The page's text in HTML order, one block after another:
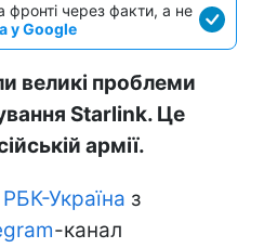
фронті через факти, а не
у Google
великі проблеми
Starlink. Це
армії.
РБК-Україна з
-канал